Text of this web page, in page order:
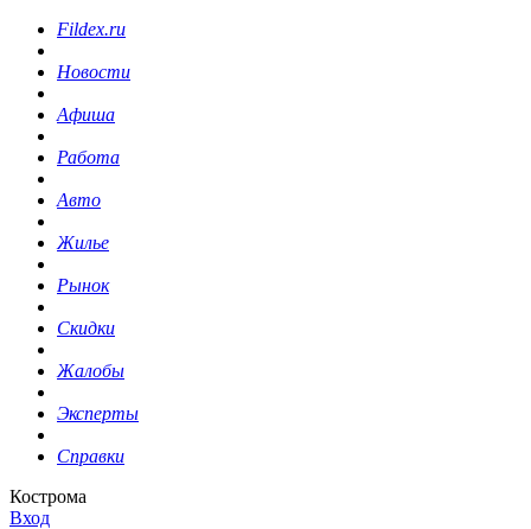
Fildex.ru
Новости
Афиша
Работа
Авто
Жилье
Рынок
Скидки
Жалобы
Эксперты
Справки
Кострома
Вход